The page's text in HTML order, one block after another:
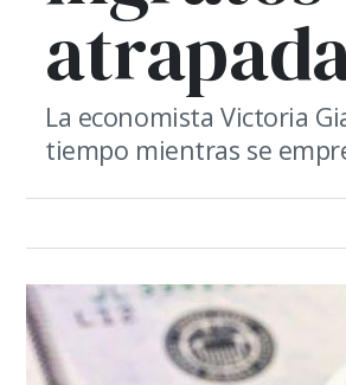
La economista Victoria
tiempo mientras se